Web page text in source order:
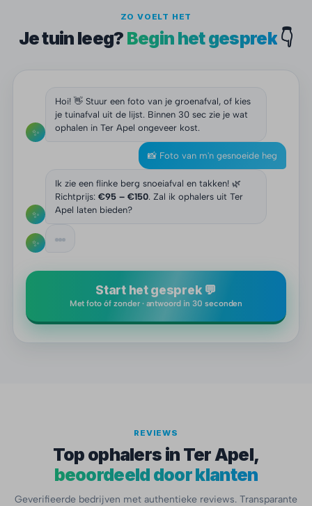
ZO VOELT HET
Je tuin leeg? Begin het gesprek👇
✨
Hoi! 👋 Stuur een foto van je groenafval, of kies
je tuinafval uit de lijst. Binnen 30 sec zie je wat
ophalen in Ter Apel ongeveer kost.
📸 Foto van m'n gesnoeide heg
✨
Ik zie een flinke berg snoeiafval en takken! 🌿
Richtprijs: €95 – €150. Zal ik ophalers uit Ter
Apel laten bieden?
✨
Start het gesprek 💬
Met foto óf zonder · antwoord in 30 seconden
REVIEWS
Top ophalers in Ter Apel,
beoordeeld door klanten
Geverifieerde bedrijven met authentieke reviews. Transparante